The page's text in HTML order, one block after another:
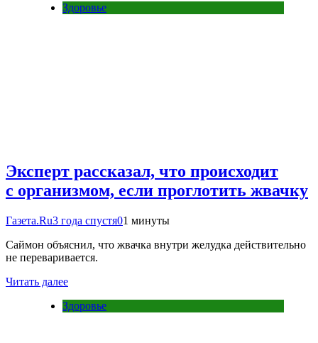
Здоровье
Эксперт рассказал, что происходит
с организмом, если проглотить жвачку
Газета.Ru3 года спустя01 минуты
Саймон объяснил, что жвачка внутри желудка действительно
не переваривается.
Читать далее
Здоровье